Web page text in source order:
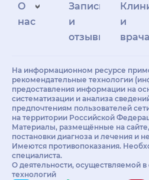
О
нас
Запись
и
отзывы
и
На информационном ресурсе
рекомендательные технологии
предоставления информации на
систематизации и анализа
предпочтениям пользователей
на территории Российской
Материалы, размещённые на
постановки диагноза и лечения и
Имеются противопоказания.
специалиста.
О деятельности, осуществляемой
технологий